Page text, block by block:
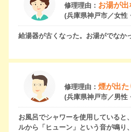
修理理由： お湯が出
(兵庫県神戸市／女性
給湯器が古くなった。お湯がでなか
修理理由： 煙が出た
(兵庫県神戸市／男性
お風呂でシャワーを使用していると
ルから「ヒューン」という音が鳴り